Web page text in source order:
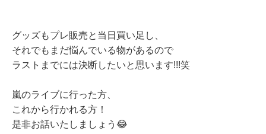
グッズもプレ販売と当日買い足し、
それでもまだ悩んでいる物があるので
ラストまでには決断したいと思います!!!笑
嵐のライブに行った方、
これから行かれる方！
是非お話いたしましょう😂